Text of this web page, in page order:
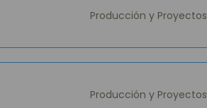
Producción y Proyectos
Producción y Proyectos